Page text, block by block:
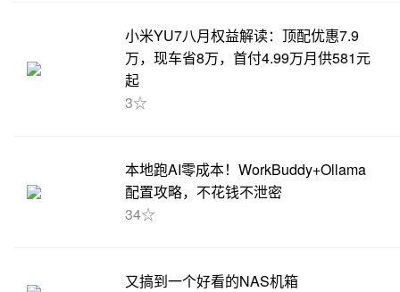
小米YU7八月权益解读：顶配优惠7.9
万，现车省8万，首付4.99万月供581元
起
3☆
本地跑AI零成本！WorkBuddy+Ollama
配置攻略，不花钱不泄密
34☆
又搞到一个好看的NAS机箱